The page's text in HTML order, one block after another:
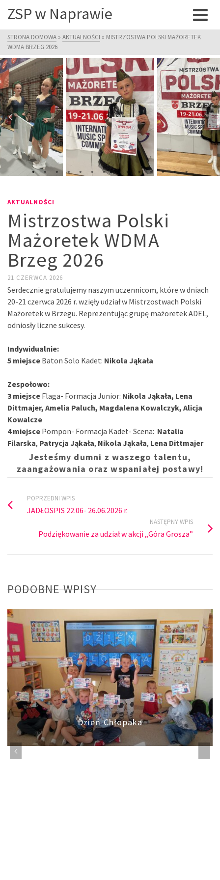
ZSP w Naprawie
STRONA DOMOWA » AKTUALNOŚCI » MISTRZOSTWA POLSKI MAŻORETEK
WDMA BRZEG 2026
AKTUALNOŚCI
Mistrzostwa Polski
Mażoretek WDMA
Brzeg 2026
21 CZERWCA 2026
Serdecznie gratulujemy naszym uczennicom, które w dniach
20-21 czerwca 2026 r. wzięły udział w Mistrzostwach Polski
Mażoretek w Brzegu. Reprezentując grupę mażoretek ADEL,
odniosły liczne sukcesy.
Indywidualnie:
5 miejsce Baton Solo Kadet: Nikola Jąkała
Zespołowo:
3 miejsce Flaga- Formacja Junior: Nikola Jąkała, Lena
Dittmajer, Amelia Paluch, Magdalena Kowalczyk, Alicja
Kowalcze
4 miejsce Pompon- Formacja Kadet- Scena: Natalia
Filarska, Patrycja Jąkała, Nikola Jąkała, Lena Dittmajer
Jesteśmy dumni z waszego talentu,
zaangażowania oraz wspaniałej postawy!
POPRZEDNI WPIS
JADŁOSPIS 22.06- 26.06.2026 r.
NASTĘPNY WPIS
Podziękowanie za udział w akcji „Góra Grosza”
PODOBNE WPISY
Dzień Chłopaka